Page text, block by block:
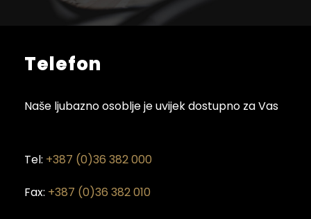
Telefon
Naše ljubazno osoblje je uvijek dostupno za Vas
Tel: +387 (0)36 382 000
Fax: +387 (0)36 382 010